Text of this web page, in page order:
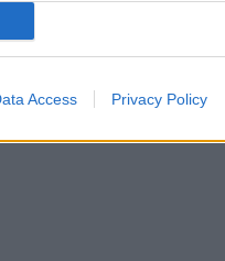
Access Privacy Policy
το προσωπικό,
Κανένας δεν
φταίω εγώ.